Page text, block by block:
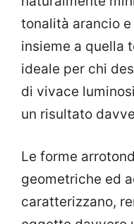
tonalità arancio
insieme a quella
ideale per chi
di vivace
un risultato
Le forme
geometriche ed
caratterizzano,